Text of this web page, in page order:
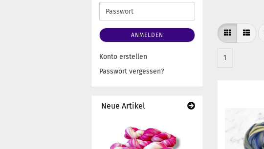
1
Adresse
Passwort
ANMELDEN
Konto erstellen
Passwort vergessen?
Neue Artikel